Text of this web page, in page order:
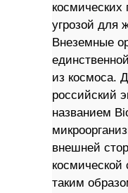
космических
угрозой для
Внеземные
из космоса.
российский
названием
внешней
таким